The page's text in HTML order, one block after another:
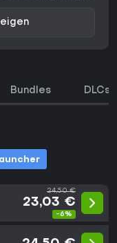
Bundles DLCs
24,50 €
23,03 €
-6%